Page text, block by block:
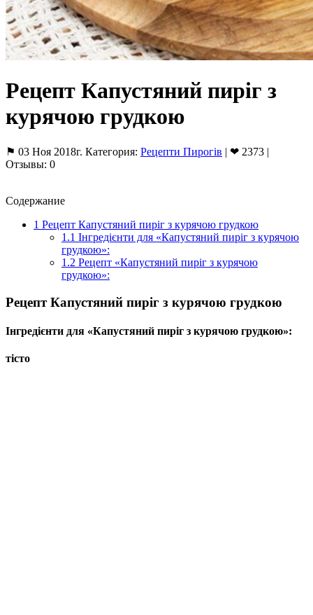
Рецепт Капустяний пиріг з
курячою грудкою
⚑ 03 Ноя 2018г. Категория: Рецепти Пирогів | ❤ 2373 |
Отзывы: 0
Содержание
1 Рецепт Капустяний пиріг з курячою грудкою
1.1 Інгредієнти для «Капустяний пиріг з курячою
грудкою»:
1.2 Рецепт «Капустяний пиріг з курячою
грудкою»:
Рецепт Капустяний пиріг з курячою грудкою
Інгредієнти для «Капустяний пиріг з курячою грудкою»:
тісто